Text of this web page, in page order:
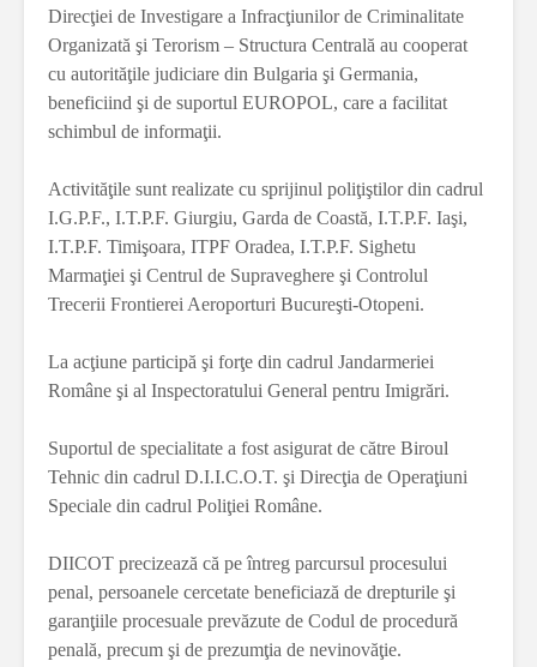
Direcţiei de Investigare a Infracţiunilor de Criminalitate
Organizată şi Terorism – Structura Centrală au cooperat
cu autorităţile judiciare din Bulgaria şi Germania,
beneficiind şi de suportul EUROPOL, care a facilitat
schimbul de informaţii.
Activităţile sunt realizate cu sprijinul poliţiştilor din cadrul
I.G.P.F., I.T.P.F. Giurgiu, Garda de Coastă, I.T.P.F. Iaşi,
I.T.P.F. Timişoara, ITPF Oradea, I.T.P.F. Sighetu
Marmaţiei şi Centrul de Supraveghere şi Controlul
Trecerii Frontierei Aeroporturi Bucureşti-Otopeni.
La acţiune participă şi forţe din cadrul Jandarmeriei
Române şi al Inspectoratului General pentru Imigrări.
Suportul de specialitate a fost asigurat de către Biroul
Tehnic din cadrul D.I.I.C.O.T. şi Direcţia de Operaţiuni
Speciale din cadrul Poliţiei Române.
DIICOT precizează că pe întreg parcursul procesului
penal, persoanele cercetate beneficiază de drepturile şi
garanţiile procesuale prevăzute de Codul de procedură
penală, precum şi de prezumţia de nevinovăţie.